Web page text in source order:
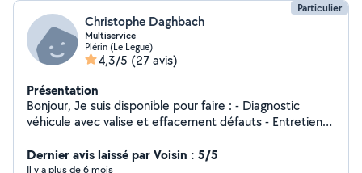
Particulier
Christophe Daghbach
Multiservice
Plérin (Le Legue)
4,3/5 (27 avis)
Présentation
Bonjour, Je suis disponible pour faire : - Diagnostic
véhicule avec valise et effacement défauts - Entretien
Nettoyage karcher - Du bricolage - Nettoyage -
Dernier avis laissé par Voisin : 5/5
Il y a plus de 6 mois